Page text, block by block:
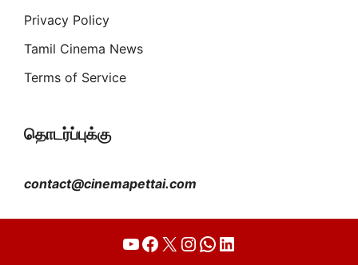
Privacy Policy
Tamil Cinema News
Terms of Service
தொடர்ப்புக்கு
contact@cinemapettai.com
YouTube
Facebook
X Instagram
WhatsApp
LinkedIn